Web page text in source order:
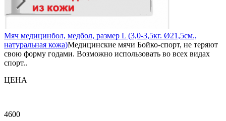
Мяч медицинбол, медбол, размер L (3,0-3,5кг. Ø21,5см.,
натуральная кожа)Медицинские мячи Бойко-спорт, не теряют
свою форму годами. Возможно использовать во всех видах
спорт..
ЦЕНА
4600